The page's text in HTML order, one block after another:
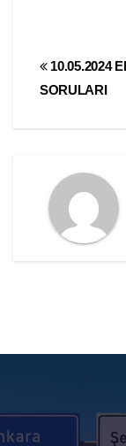
Yazı
10.05.2024
SORULARI